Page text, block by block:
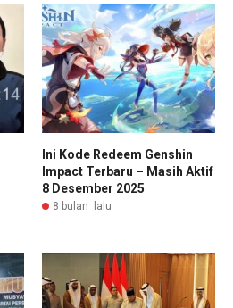
Ini Kode Redeem Genshin
Impact Terbaru – Masih Aktif
8 Desember 2025
8 bulan lalu